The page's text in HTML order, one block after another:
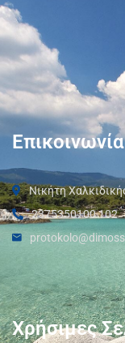
Επικοινωνία
Νικήτη
2375350100 102
Χρήσιμες